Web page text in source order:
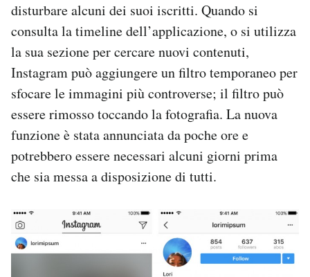
AREA PERSONALE
Area Personale
Newsletter
Notifiche mobile
Regala il Post
Hai bisogno di aiuto?
disturbare alcuni dei suoi iscritti. Quando si
consulta la timeline dell’applicazione, o si utilizza
la sua sezione per cercare nuovi contenuti,
Instagram può aggiungere un filtro temporaneo per
sfocare le immagini più controverse; il filtro può
essere rimosso toccando la fotografia. La nuova
funzione è stata annunciata da poche ore e
potrebbero essere necessari alcuni giorni prima
che sia messa a disposizione di tutti.